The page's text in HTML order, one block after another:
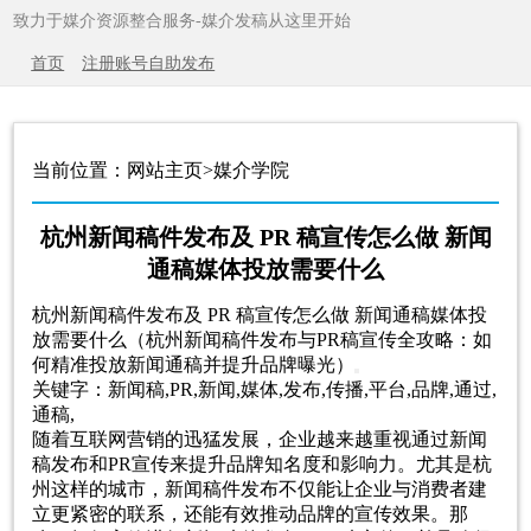
致力于媒介资源整合服务-媒介发稿从这里开始
首页 注册账号自助发布
当前位置：网站主页>媒介学院
杭州新闻稿件发布及 PR 稿宣传怎么做 新闻
通稿媒体投放需要什么
杭州新闻稿件发布及 PR 稿宣传怎么做 新闻通稿媒体投
放需要什么（杭州新闻稿件发布与PR稿宣传全攻略：如
何精准投放新闻通稿并提升品牌曝光）
关键字：新闻稿,PR,新闻,媒体,发布,传播,平台,品牌,通过,
通稿,
随着互联网营销的迅猛发展，企业越来越重视通过新闻
稿发布和PR宣传来提升品牌知名度和影响力。尤其是杭
州这样的城市，新闻稿件发布不仅能让企业与消费者建
立更紧密的联系，还能有效推动品牌的宣传效果。那